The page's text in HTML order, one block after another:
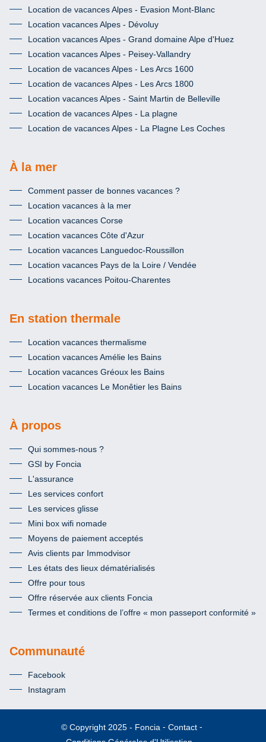
Location de vacances Alpes - Evasion Mont-Blanc
Location vacances Alpes - Dévoluy
Location vacances Alpes - Grand domaine Alpe d'Huez
Location vacances Alpes - Peisey-Vallandry
Location de vacances Alpes - Les Arcs 1600
Location de vacances Alpes - Les Arcs 1800
Location vacances Alpes - Saint Martin de Belleville
Location de vacances Alpes - La plagne
Location de vacances Alpes - La Plagne Les Coches
À la mer
Comment passer de bonnes vacances ?
Location vacances à la mer
Location vacances Corse
Location vacances Côte d'Azur
Location vacances Languedoc-Roussillon
Location vacances Pays de la Loire / Vendée
Locations vacances Poitou-Charentes
En station thermale
Location vacances thermalisme
Location vacances Amélie les Bains
Location vacances Gréoux les Bains
Location vacances Le Monêtier les Bains
À propos
Qui sommes-nous ?
GSI by Foncia
L'assurance
Les services confort
Les services glisse
Mini box wifi nomade
Moyens de paiement acceptés
Avis clients par Immodvisor
Les états des lieux dématérialisés
Offre pour tous
Offre réservée aux clients Foncia
Termes et conditions de l’offre « mon passeport conformité »
Communauté
Facebook
Instagram
© Copyright 2025 Foncia
Contact